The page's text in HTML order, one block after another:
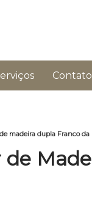
Contato
madeira dupla Franco da
de